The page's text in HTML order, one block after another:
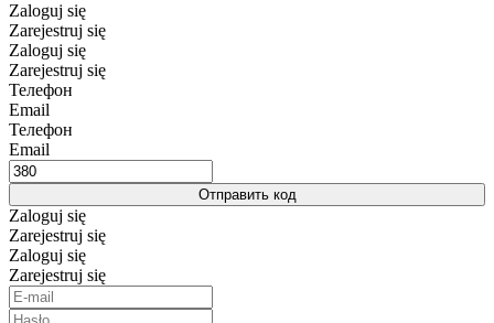
Zaloguj się
Zarejestruj się
Zaloguj się
Zarejestruj się
Телефон
Email
Телефон
Email
Отправить код
Zaloguj się
Zarejestruj się
Zaloguj się
Zarejestruj się